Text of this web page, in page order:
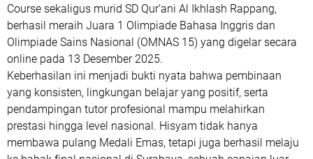
Course sekaligus murid SD Qur’ani Al Ikhlash Rappang,
berhasil meraih Juara 1 Olimpiade Bahasa Inggris dan
Olimpiade Sains Nasional (OMNAS 15) yang digelar secara
online pada 13 Desember 2025.
Keberhasilan ini menjadi bukti nyata bahwa pembinaan
yang konsisten, lingkungan belajar yang positif, serta
pendampingan tutor profesional mampu melahirkan
prestasi hingga level nasional. Hisyam tidak hanya
membawa pulang Medali Emas, tetapi juga berhasil melaju